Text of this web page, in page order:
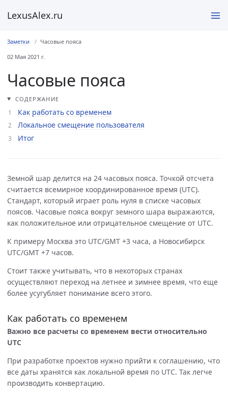
LexusAlex.ru
Заметки
Часовые пояса
02 Мая 2021 г.
Часовые пояса
СОДЕРЖАНИЕ
Как работать со временем
Локальное смещение пользователя
Итог
Земной шар делится на 24 часовых пояса. Точкой отсчета
считается всемирное координированное время (UTC).
Стандарт, который играет роль нуля в списке часовых
поясов. Часовые пояса вокруг земного шара выражаются,
как положительное или отрицательное смещение от UTC.
К примеру Москва это UTC/GMT +3 часа, а Новосибирск
UTC/GMT +7 часов.
Стоит также учитывать, что в некоторых странах
осуществляют переход на летнее и зимнее время, что еще
более усугубляет понимание всего этого.
Как работать со временем
Важно все расчеты со временем вести относительно
UTC
При разработке проектов нужно прийти к соглашению, что
все даты хранятся как локальной время по UTC. Так легче
производить конвертацию.